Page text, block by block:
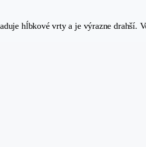
hĺbkové vrty a je výrazne drahší.